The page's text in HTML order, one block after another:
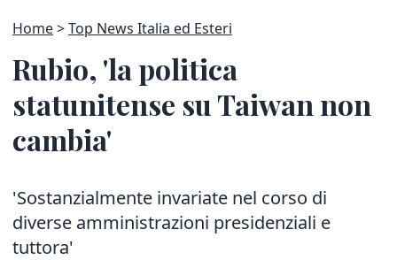
Home Top News Italia ed Esteri
Rubio, 'la politica
statunitense su Taiwan non
cambia'
'Sostanzialmente invariate nel corso di
diverse amministrazioni presidenziali e
tuttora'